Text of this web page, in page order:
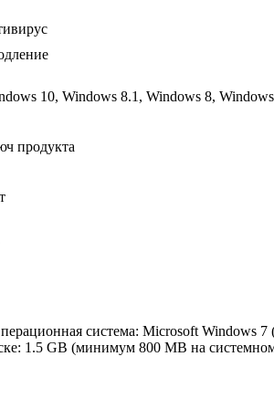
10, Windows 8.1, Windows 8,
продукта
система: Microsoft Windows
1.5 GB (минимум 800 MB на